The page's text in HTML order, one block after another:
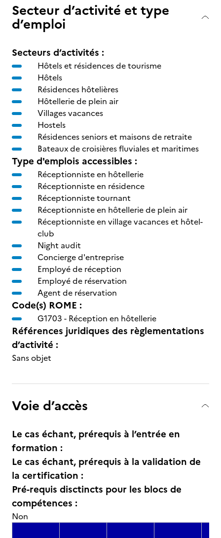
Secteur d’activité et type
d’emploi
Secteurs d’activités :
Hôtels et résidences de tourisme
Hôtels
Résidences hôtelières
Hôtellerie de plein air
Villages vacances
Hostels
Résidences seniors et maisons de retraite
Bateaux de croisières fluviales et maritimes
Type d'emplois accessibles :
Réceptionniste en hôtellerie
Réceptionniste en résidence
Réceptionniste tournant
Réceptionniste en hôtellerie de plein air
Réceptionniste en village vacances et hôtel-
club
Night audit
Concierge d'entreprise
Employé de réception
Employé de réservation
Agent de réservation
Code(s) ROME :
G1703 - Réception en hôtellerie
Références juridiques des règlementations
d’activité :
Sans objet
Voie d’accès
Le cas échant, prérequis à l’entrée en
formation :
Le cas échant, prérequis à la validation de
la certification :
Pré-requis disctincts pour les blocs de
compétences :
Non